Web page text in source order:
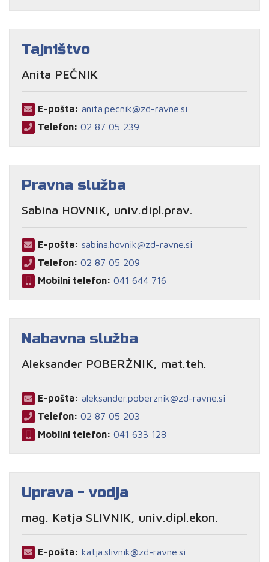
Tajništvo
Anita PEČNIK
E-pošta: anita.pecnik@zd-ravne.si
Telefon: 02 87 05 239
Pravna služba
Sabina HOVNIK, univ.dipl.prav.
E-pošta: sabina.hovnik@zd-ravne.si
Telefon: 02 87 05 209
Mobilni telefon: 041 644 716
Nabavna služba
Aleksander POBERŽNIK, mat.teh.
E-pošta: aleksander.poberznik@zd-ravne.si
Telefon: 02 87 05 203
Mobilni telefon: 041 633 128
Uprava - vodja
mag. Katja SLIVNIK, univ.dipl.ekon.
E-pošta: katja.slivnik@zd-ravne.si